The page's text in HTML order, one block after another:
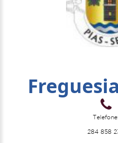
Telefone:
284 858